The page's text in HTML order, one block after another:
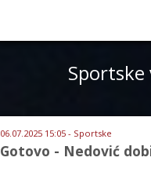
06.07.2025 15:05 - Sportske
Gotovo - Nedović